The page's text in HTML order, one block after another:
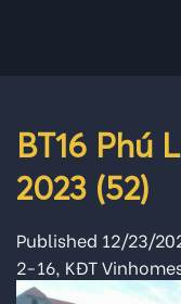
BT16 Phú
2023 (52)
Published 12/23/
2-16, KĐT